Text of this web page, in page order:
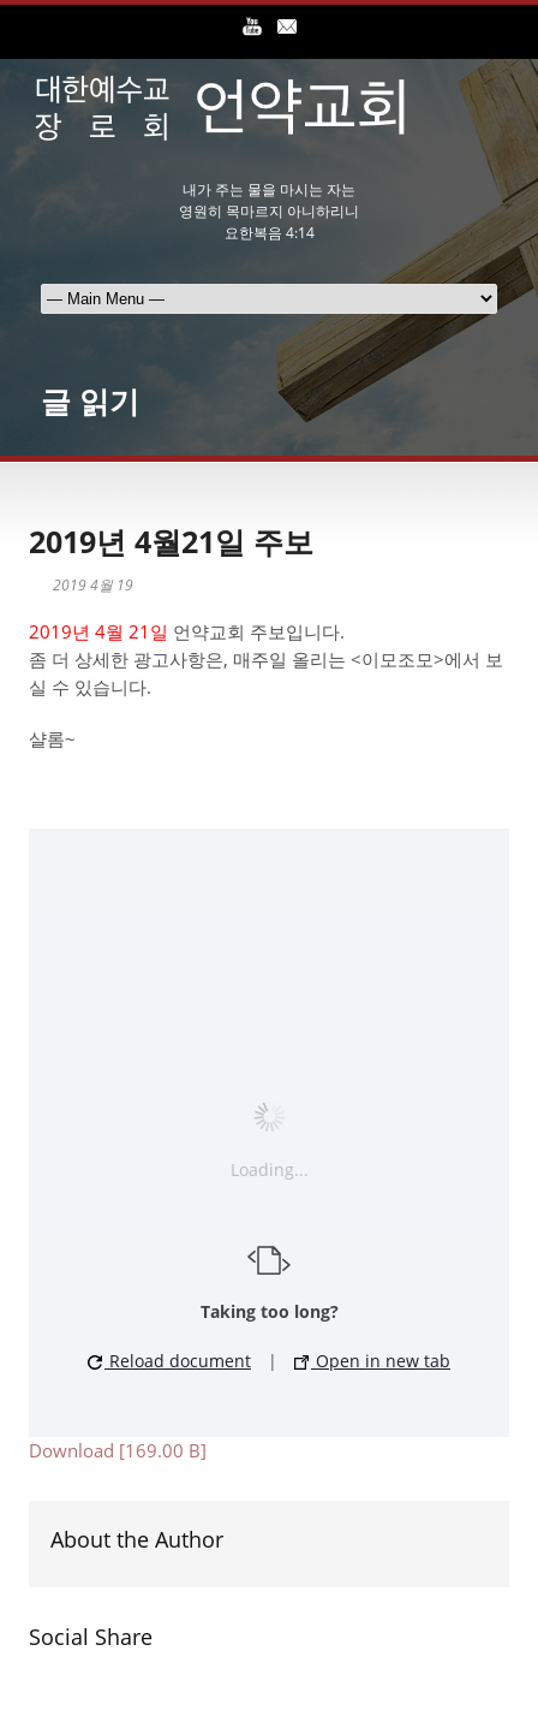
내가 주는 물을 마시는 자는
영원히 목마르지 아니하리니
요한복음 4:14
글 읽기
2019년 4월21일 주보
2019 4월 19
2019년 4월 21일 언약교회 주보입니다.
좀 더 상세한 광고사항은, 매주일 올리는 <이모조모>에서 보
실 수 있습니다.
샬롬~
Loading...
Taking too long?
Reload document | Open in new tab
Download [169.00 B]
About the Author
Social Share